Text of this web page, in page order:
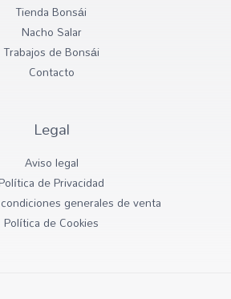
Tienda Bonsái
Nacho Salar
Trabajos de Bonsái
Contacto
Legal
Aviso legal
de Privacidad
generales de venta
Política de Cookies